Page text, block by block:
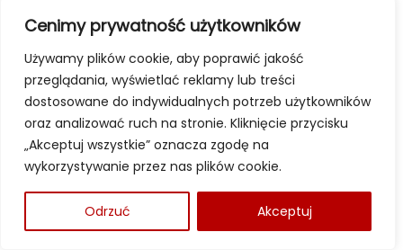
Cenimy prywatność użytkowników
Używamy plików cookie, aby poprawić jakość
przeglądania, wyświetlać reklamy lub treści
dostosowane do indywidualnych potrzeb użytkowników
oraz analizować ruch na stronie. Kliknięcie przycisku
„Akceptuj wszystkie” oznacza zgodę na
wykorzystywanie przez nas plików cookie.
Odrzuć Akceptuj